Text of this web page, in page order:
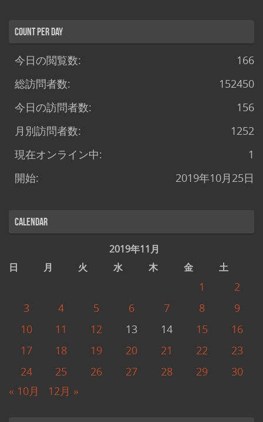
Count per Day
166
今日の閲覧数:
152450
総訪問者数:
156
今日の訪問者数:
1252
月別訪問者数:
1
現在オンライン中:
2019年10月25日
開始:
Calendar
2019年11月
日
月 火 水 木 金 土
1
2
3
4 5 6 7 8
9
10
11 12 13 14 15
16
17
18 19 20 21 22
23
24
25 26 27 28 29
30
« 10月
12月 »